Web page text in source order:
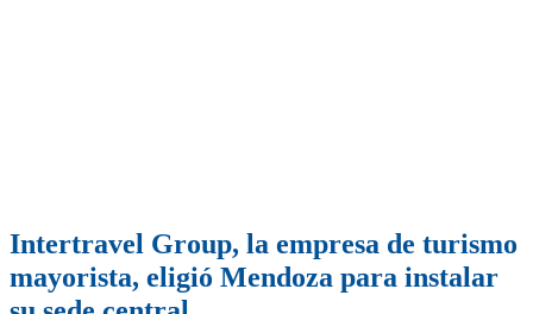
Intertravel Group, la empresa de turismo
mayorista, eligió Mendoza para instalar